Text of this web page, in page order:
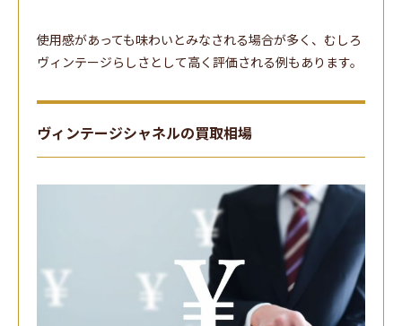
使用感があっても味わいとみなされる場合が多く、むしろ
ヴィンテージらしさとして高く評価される例もあります。
ヴィンテージシャネルの買取相場